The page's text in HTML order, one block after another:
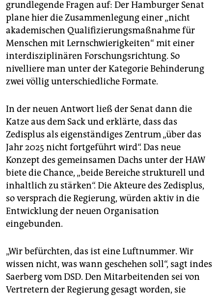
grundlegende Fragen auf: Der Hamburger Senat
plane hier die Zusammenlegung einer „nicht
akademischen Qualifizierungsmaßnahme für
Menschen mit Lernschwierigkeiten“ mit einer
interdisziplinären Forschungsrichtung. So
nivelliere man unter der Kategorie Behinderung
zwei völlig unterschiedliche Formate.
In der neuen Antwort ließ der Senat dann die
Katze aus dem Sack und erklärte, dass das
Zedisplus als eigenständiges Zentrum „über das
Jahr 2025 nicht fortgeführt wird“. Das neue
Konzept des gemeinsamen Dachs unter der HAW
biete die Chance, „beide Bereiche strukturell und
inhaltlich zu stärken“. Die Akteure des Zedisplus,
so versprach die Regierung, würden aktiv in die
Entwicklung der neuen Organisation
eingebunden.
„Wir befürchten, das ist eine Luftnummer. Wir
wissen nicht, was wann geschehen soll“, sagt indes
Saerberg vom DSD. Den Mitarbeitenden sei von
Vertretern der Regierung gesagt worden, sie